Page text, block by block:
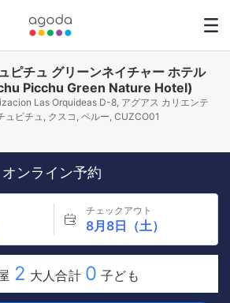
ピチュ グリーンネイチャー ホテル
Picchu Green Nature Hotel)
Las Orquideas D-8, アグアス カリエンテ
ュピチュ, クスコ, ペルー, CUZCO01
オンライン予約
チェックアウト
8月8日（土）
2 大人合計 0 子ども